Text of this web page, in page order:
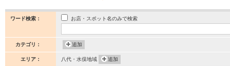
ワード検索： お店・スポット名のみで検索
カテゴリ： 追加
エリア： 八代・水俣地域 追加